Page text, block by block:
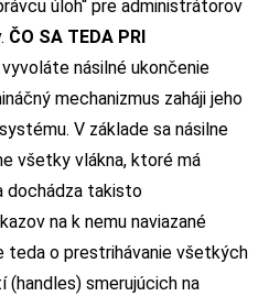
úloh“ pre administrátorov
ČO SA TEDA PRI
násilné ukončenie
mechanizmus zaháji jeho
V základe sa násilne
všetky vlákna, ktoré má
dochádza takisto
na k nemu naviazané
teda o prestrihávanie všetkých
(handles) smerujúcich na